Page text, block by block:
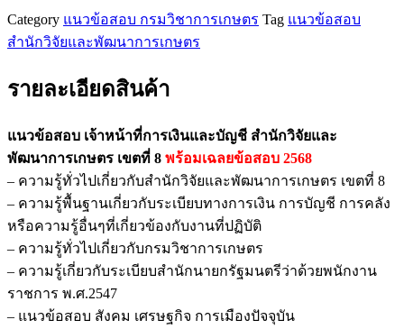
และ
พัฒนาการ
เขต
ชิ้น
Category แนวข้อสอบ กรมวิชาการเกษตร Tag แนวข้อสอบ
สำนักวิจัยและพัฒนาการเกษตร
รายละเอียดสินค้า
แนวข้อสอบ เจ้าหน้าที่การเงินและบัญชี สำนักวิจัยและ
พัฒนาการเกษตร เขตที่ 8 พร้อมเฉลยข้อสอบ 2568
– ความรู้ทั่วไปเกี่ยวกับสำนักวิจัยและพัฒนาการเกษตร เขตที่ 8
– ความรู้พื้นฐานเกี่ยวกับระเบียบทางการเงิน การบัญชี การคลัง
หรือความรู้อื่นๆที่เกี่ยวข้องกับงานที่ปฏิบัติ
– ความรู้ทั่วไปเกี่ยวกับกรมวิชาการเกษตร
– ความรู้เกี่ยวกับระเบียบสำนักนายกรัฐมนตรีว่าด้วยพนักงาน
ราชการ พ.ศ.2547
– แนวข้อสอบ สังคม เศรษฐกิจ การเมืองปัจจุบัน